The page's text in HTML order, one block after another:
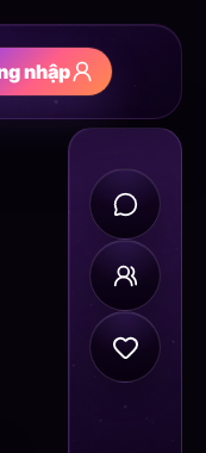
nhập